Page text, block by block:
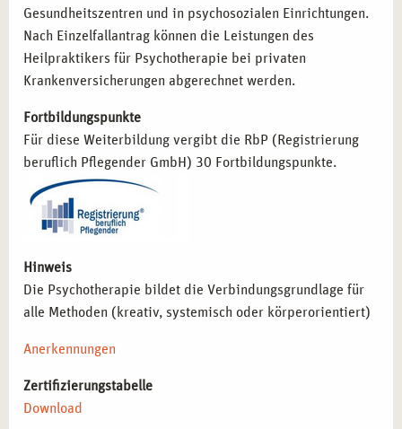
Entscheiden Sie sich für die Ausbildung zum Heilpraktiker
für Psychotherapie bei campus naturalis in München und
profitieren Sie von unserer langjährigen Erfahrung im
Bereich der Gesundheitsbildung. Unsere erfahrenen
bayerischen Landeshauptstadt schaffen optimale
Bedingungen für Ihren Erfolg. Lassen Sie uns gemeinsam
Ihre beruflichen Ziele verwirklichen und neue
Perspektiven schaffen!
Gesundheitszentren und in psychosozialen Einrichtungen.
Nach Einzelfallantrag können die Leistungen des
Heilpraktikers für Psychotherapie bei privaten
Krankenversicherungen abgerechnet werden.
Fortbildungspunkte
Für diese Weiterbildung vergibt die RbP (Registrierung
beruflich Pflegender GmbH) 30 Fortbildungspunkte.
Hinweis
Die Psychotherapie bildet die Verbindungsgrundlage für
alle Methoden (kreativ, systemisch oder körperorientiert)
Anerkennungen
Zertifizierungstabelle
Download